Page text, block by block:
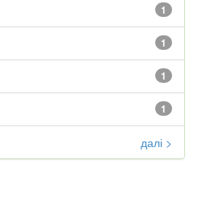
1
1
1
1
далі >